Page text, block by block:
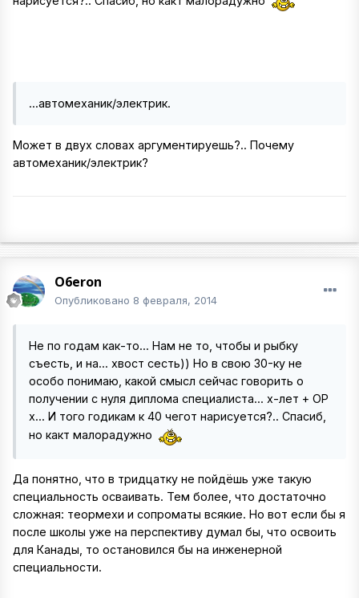
...автомеханик/электрик.
Может в двух словах аргументируешь?.. Почему
автомеханик/электрик?
O6eron
Опубликовано 8 февраля, 2014
Не по годам как-то... Нам не то, чтобы и рыбку
съесть, и на... хвост сесть)) Но в свою 30-ку не
особо понимаю, какой смысл сейчас говорить о
получении с нуля диплома специалиста... х-лет + ОР
х... И того годикам к 40 чегот нарисуется?.. Спасиб,
но какт малорадужно
Да понятно, что в тридцатку не пойдёшь уже такую
специальность осваивать. Тем более, что достаточно
сложная: теормехи и сопроматы всякие. Но вот если бы я
после школы уже на перспективу думал бы, что освоить
для Канады, то остановился бы на инженерной
специальности.